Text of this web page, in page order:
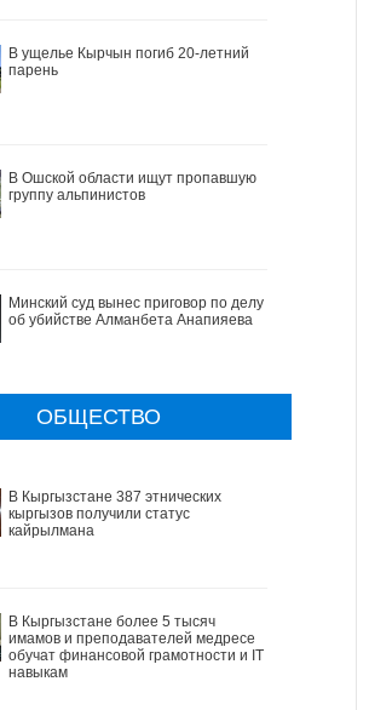
В ущелье Кырчын погиб 20-летний
парень
В Ошской области ищут пропавшую
группу альпинистов
Минский суд вынес приговор по делу
об убийстве Алманбета Анапияева
ОБЩЕСТВО
В Кыргызстане 387 этнических
кыргызов получили статус
кайрылмана
В Кыргызстане более 5 тысяч
имамов и преподавателей медресе
обучат финансовой грамотности и IT
навыкам